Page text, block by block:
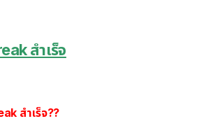
สำเร็จ
สำเร็จ??